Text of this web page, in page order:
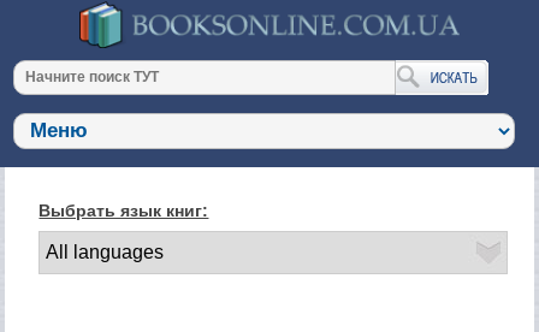
Выбрать язык книг: